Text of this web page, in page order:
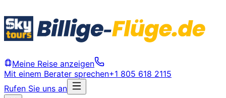
Meine Reise anzeigen
Mit einem Berater sprechen+1 805 618 2115
Rufen Sie uns an